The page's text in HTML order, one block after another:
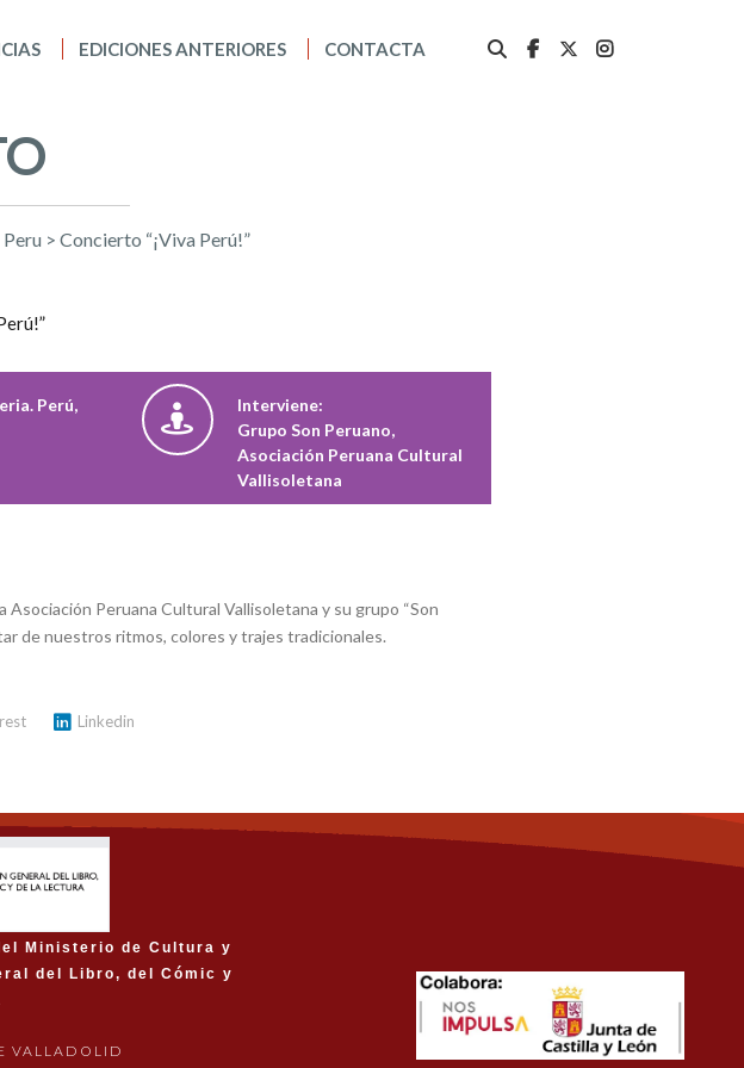
EDICIONES ANTERIORES CONTACTA
Peru > Concierto “¡Viva Perú!”
Perú,
Interviene:
Grupo Son Peruano,
Asociación Peruana Cultural
Vallisoletana
Peruana Cultural Vallisoletana y su grupo “Son
de nuestros ritmos, colores y trajes tradicionales.
Linkedin
Ministerio de Cultura y
del Libro, del Cómic y
VALLADOLID